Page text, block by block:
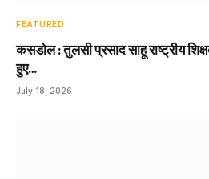
FEATURED
कसडोल : तुलसी प्रसाद साहू राष्ट्रीय
हुए…
July 18, 2026